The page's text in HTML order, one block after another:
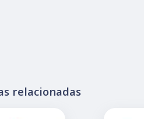
relacionadas